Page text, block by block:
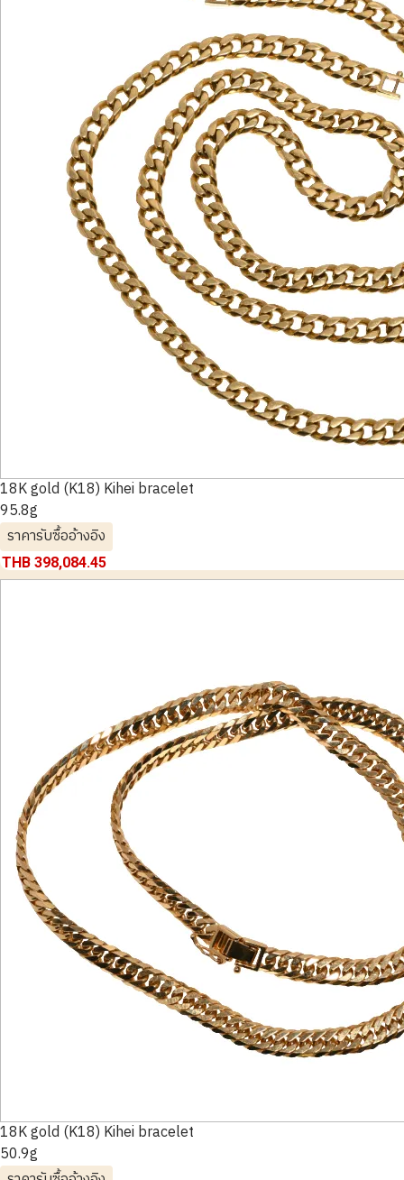
18K gold (K18) Kihei bracelet
95.8g
ราคารับซื้ออ้างอิง
THB 398,084.45
18K gold (K18) Kihei bracelet
50.9g